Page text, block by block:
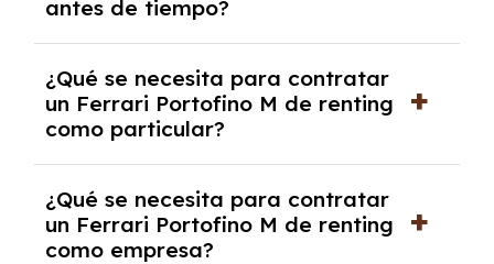
debido al resultado del estudio de viabilidad
económica.
antes de tiempo?
pero puede haber penalizaciones por
cancelación anticipada. Es importante revisar
las condiciones del contrato y hablar con un
experto que te asesore.
¿Qué se necesita para contratar
un Ferrari Portofino M de renting
como particular?
y, en algunos casos, una consulta de solvencia
crediticia y un pago inicial.
¿Qué se necesita para contratar
un Ferrari Portofino M de renting
como empresa?